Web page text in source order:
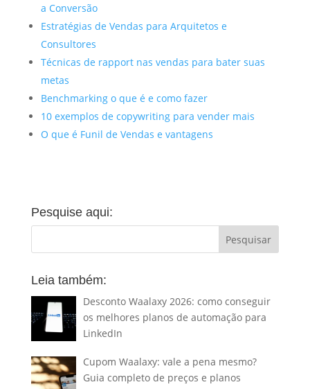
a Conversão
Estratégias de Vendas para Arquitetos e
Consultores
Técnicas de rapport nas vendas para bater suas
metas
Benchmarking o que é e como fazer
10 exemplos de copywriting para vender mais
O que é Funil de Vendas e vantagens
Pesquise aqui:
Leia também:
Desconto Waalaxy 2026: como conseguir
os melhores planos de automação para
LinkedIn
Cupom Waalaxy: vale a pena mesmo?
Guia completo de preços e planos